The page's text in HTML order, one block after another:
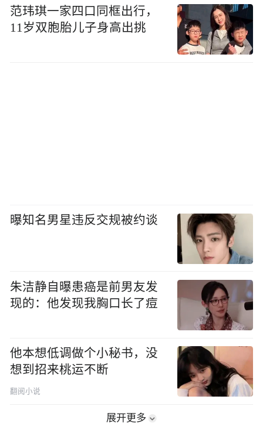
范玮琪一家四口同框出行，
11岁双胞胎儿子身高出挑
曝知名男星违反交规被约谈
朱洁静自曝患癌是前男友发
现的：他发现我胸口长了痘
他本想低调做个小秘书，没
想到招来桃运不断
翻阅小说
展开更多